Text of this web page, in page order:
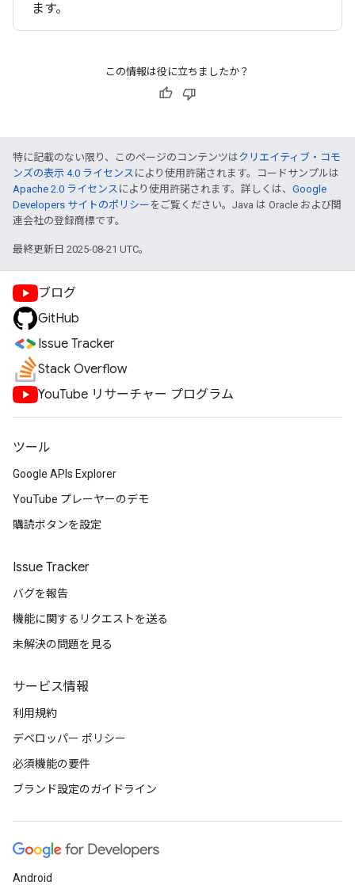
ます。
この情報は役に立ちましたか？
特に記載のない限り、このページのコンテンツはクリエイティブ・コモ
ンズの表示 4.0 ライセンス により使用許諾されます。コードサンプルは
Apache 2.0 ライセンス により使用許諾されます。詳しくは、 Google
Developers サイトのポリシー をご覧ください。Java は Oracle および関
連会社の登録商標です。
最終更新日 2025-08-21 UTC。
ブログ
GitHub
Issue Tracker
Stack Overflow
YouTube リサーチャー プログラム
ツール
Google APIs Explorer
YouTube プレーヤーのデモ
購読ボタンを設定
Issue Tracker
バグを報告
機能に関するリクエストを送る
未解決の問題を見る
サービス情報
利用規約
デベロッパー ポリシー
必須機能の要件
ブランド設定のガイドライン
Android